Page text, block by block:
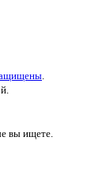
вы ищете.